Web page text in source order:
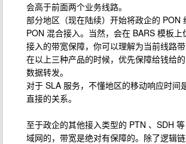
会高于前面两个业务线路。
部分地区（现在陆续）开始将政企的 PON
PON 混合接入。当然，会在 BARS 模板上
接入的带宽保障，你可以理解为当前线路
在以上三种产品的时候，优先保障给钱给的
数据转发。
对于 SLA 服务，不懂地区的移动响应时间
直接的关系。
至于政企的其他接入类型的 PTN 、SDH
域网的，带宽是绝对有保障的。除了逻辑